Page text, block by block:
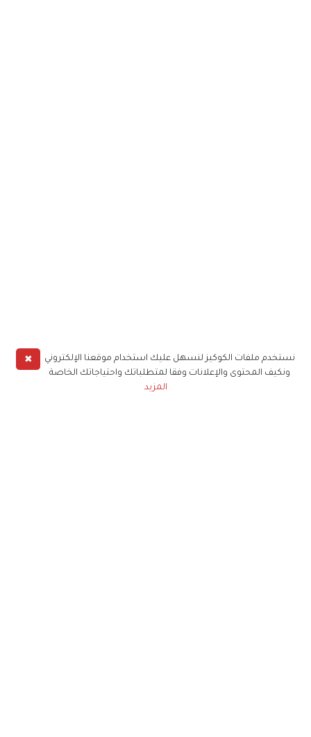
✖
نستخدم ملفات الكوكيز لنسهل عليك استخدام موقعنا الإلكتروني
ونكيف المحتوى والإعلانات وفقا لمتطلباتك واحتياجاتك الخاصة
المزيد